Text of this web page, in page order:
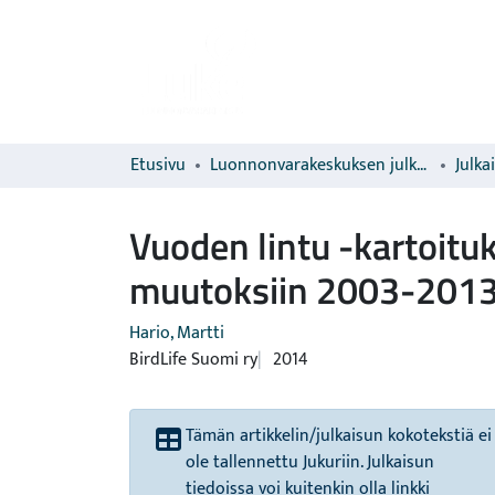
Etusivu Luonnonvarakeskuksen julkaisut
Vuoden lintu -
muutoksiin 2003-
Hario, Martti
BirdLife Suomi ry 2014
Tämän artikkelin/julkaisun kokotekstiä ei
ole tallennettu Jukuriin. Julkaisun
tiedoissa voi kuitenkin olla linkki